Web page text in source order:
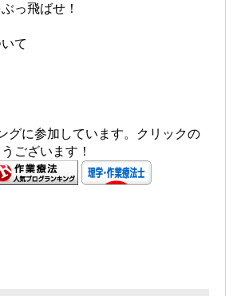
っ飛ばせ！
て
グに参加しています。クリックの
ございます！